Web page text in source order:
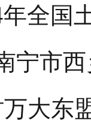
全国
宁市
大东